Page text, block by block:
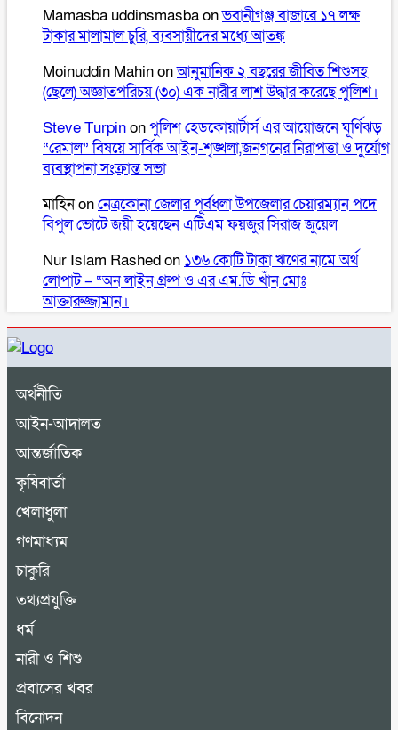
Mamasba uddinsmasbaonভবানীগঞ্জ বাজারে ১৭ লক্ষ
টাকার মালামাল চুরি, ব্যবসায়ীদের মধ্যে আতঙ্ক
Moinuddin Mahinonআনুমানিক ২ বছরের জীবিত শিশুসহ
(ছেলে) অজ্ঞাতপরিচয় (৩০) এক নারীর লাশ উদ্ধার করেছে পুলিশ।
Steve Turpinonপুলিশ হেডকোয়ার্টার্স এর আয়োজনে ঘূর্ণিঝড়
“রেমাল” বিষয়ে সার্বিক আইন-শৃঙ্খলা,জনগনের নিরাপত্তা ও দুর্যোগ
ব্যবস্থাপনা সংক্রান্ত সভা
মাহিনonনেত্রকোনা জেলার পূর্বধলা উপজেলার চেয়ারম্যান পদে
বিপুল ভোটে জয়ী হয়েছেন এটিএম ফয়জুর সিরাজ জুয়েল
Nur Islam Rashedon ১৩৬ কোটি টাকা ঋণের নামে অর্থ
লোপাট – “অন লাইন গ্রুপ ও এর এম.ডি খাঁন মোঃ
আক্তারুজ্জামান।
অর্থনীতি
আইন-আদালত
আন্তর্জাতিক
কৃষিবার্তা
খেলাধুলা
গণমাধ্যম
চাকুরি
তথ্যপ্রযুক্তি
ধর্ম
নারী ও শিশু
প্রবাসের খবর
বিনোদন